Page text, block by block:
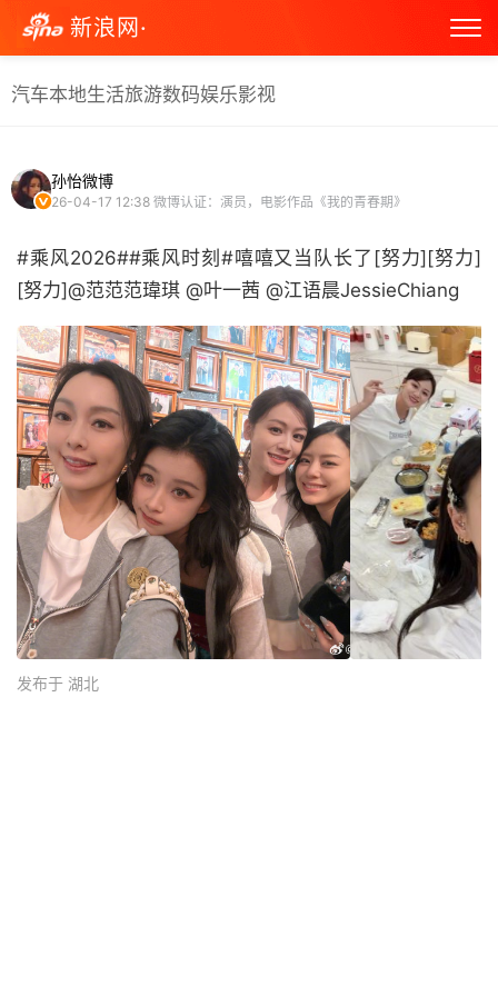
新浪网·
汽车本地生活旅游数码娱乐影视
孙怡微博
26-04-17 12:38 微博认证：演员，电影作品《我的青春期》
#乘风2026##乘风时刻#嘻嘻又当队长了[努力][努力]
[努力]@范范范瑋琪 @叶一茜 @江语晨JessieChiang ​
发布于 湖北